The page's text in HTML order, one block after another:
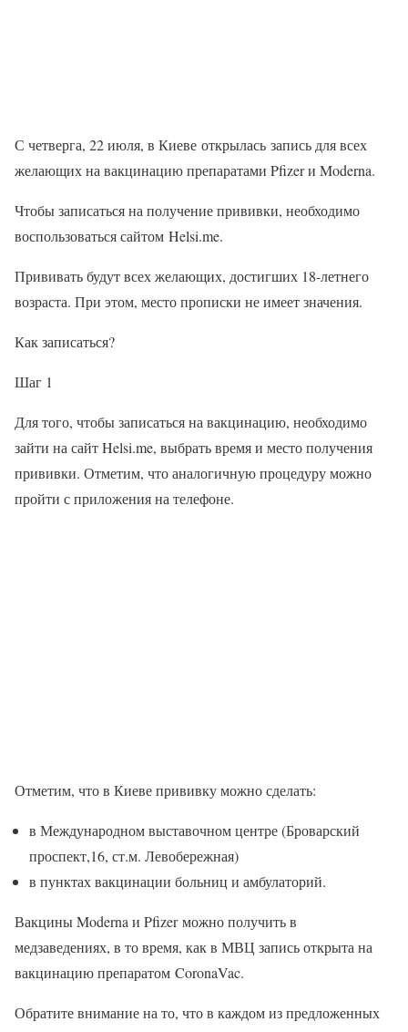
С четверга, 22 июля, в Киеве открылась запись для всех
желающих на вакцинацию препаратами Pfizer и Moderna.
Чтобы записаться на получение прививки, необходимо
воспользоваться сайтом Helsi.me.
Прививать будут всех желающих, достигших 18-летнего
возраста. При этом, место прописки не имеет значения.
Как записаться?
Шаг 1
Для того, чтобы записаться на вакцинацию, необходимо
зайти на сайт Helsi.me, выбрать время и место получения
прививки. Отметим, что аналогичную процедуру можно
пройти с приложения на телефоне.
Отметим, что в Киеве прививку можно сделать:
в Международном выставочном центре (Броварский
проспект,16, ст.м. Левобережная)
в пунктах вакцинации больниц и амбулаторий.
Вакцины Moderna и Pfizer можно получить в
медзаведениях, в то время, как в МВЦ запись открыта на
вакцинацию препаратом CoronaVac.
Обратите внимание на то, что в каждом из предложенных